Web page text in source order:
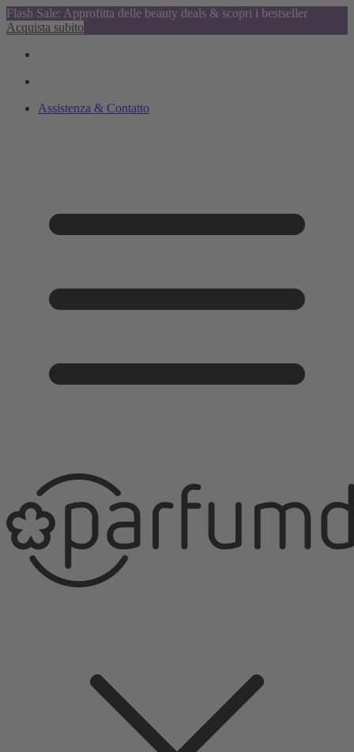
Flash Sale: Approfitta delle beauty deals & scopri i bestseller
Acquista subito
Assistenza & Contatto